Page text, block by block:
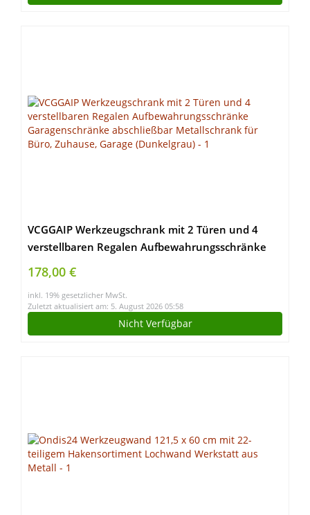
VCGGAIP Werkzeugschrank mit 2 Türen und 4
verstellbaren Regalen Aufbewahrungsschränke
Garagenschränke abschließbar Metallschrank für
Büro, Zuhause, Garage (Dunkelgrau)
178,00 €
inkl. 19% gesetzlicher MwSt.
Zuletzt aktualisiert am: 5. August 2026 05:58
Nicht Verfügbar